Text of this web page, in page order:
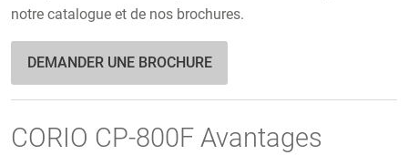
notre catalogue et de nos brochures.
DEMANDER UNE BROCHURE
CORIO CP-800F Avantages